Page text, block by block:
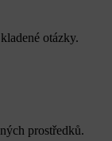
otázky.
prostředků.